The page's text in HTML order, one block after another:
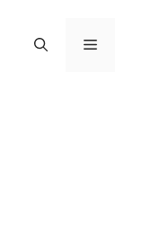
Menu